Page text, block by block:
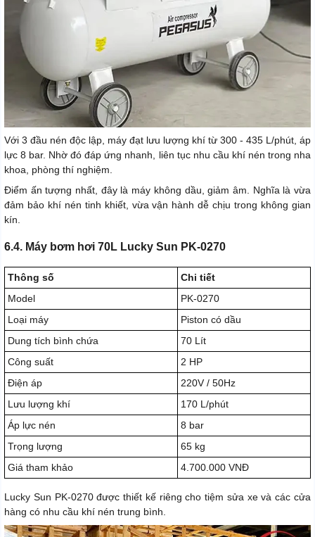
Với 3 đầu nén độc lập, máy đạt lưu lượng khí từ 300 - 435 L/phút, áp
lực 8 bar. Nhờ đó đáp ứng nhanh, liên tục nhu cầu khí nén trong nha
khoa, phòng thí nghiệm.
Điểm ấn tượng nhất, đây là máy không dầu, giảm âm. Nghĩa là vừa
đảm bảo khí nén tinh khiết, vừa vận hành dễ chịu trong không gian
kín.
6.4. Máy bơm hơi 70L Lucky Sun PK-0270
Thông số
Chi tiết
Model
PK-0270
Loại máy
Piston có dầu
Dung tích bình chứa
70 Lít
Công suất
2 HP
Điện áp
220V / 50Hz
Lưu lượng khí
170 L/phút
Áp lực nén
8 bar
Trọng lượng
65 kg
Giá tham khảo
4.700.000 VNĐ
Lucky Sun PK-0270 được thiết kế riêng cho tiệm sửa xe và các cửa
hàng có nhu cầu khí nén trung bình.